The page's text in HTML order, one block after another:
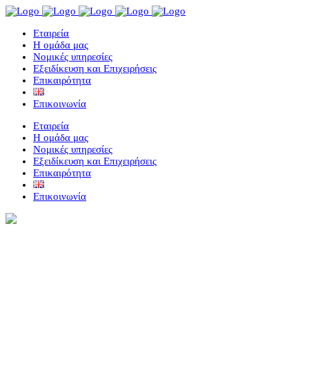
Eταιρεία
Η ομάδα μας
Νομικές υπηρεσίες
Εξειδίκευση και Επιχειρήσεις
Επικαιρότητα
Επικοινωνία
Eταιρεία
Η ομάδα μας
Νομικές υπηρεσίες
Εξειδίκευση και Επιχειρήσεις
Επικαιρότητα
Επικοινωνία